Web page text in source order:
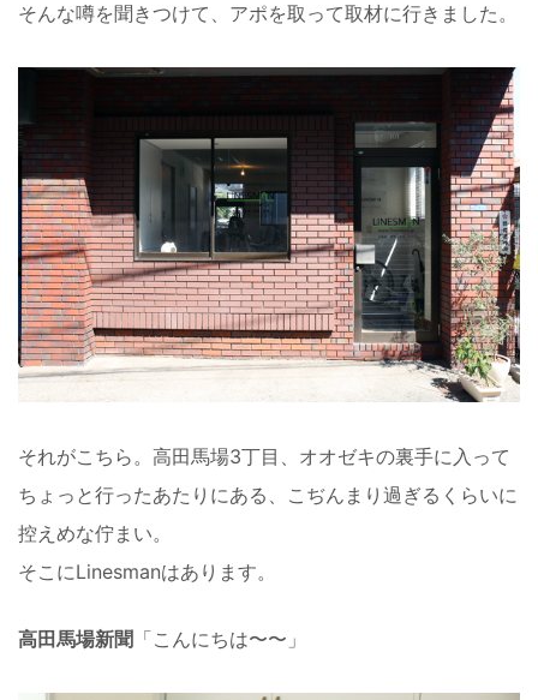
そんな噂を聞きつけて、アポを取って取材に行きました。
それがこちら。高田馬場3丁目、オオゼキの裏手に入って
ちょっと行ったあたりにある、こぢんまり過ぎるくらいに
控えめな佇まい。
そこにLinesmanはあります。
高田馬場新聞 「こんにちは〜〜」